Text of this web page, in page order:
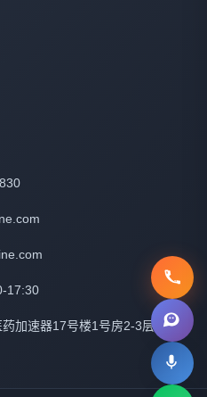
17:30
加速器17号楼1号房2-3层